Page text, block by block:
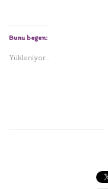
Bunu beğen:
Yükleniyor...